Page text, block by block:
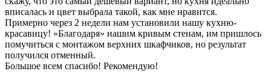
вписалась и цвет выбрала такой, как мне нравится.
Примерно через 2 недели нам установили нашу кухню-
красавицу! «Благодаря» нашим кривым стенам, им пришлось
помучиться с монтажом верхних шкафчиков, но результат
получился отменный.
Большое всем спасибо! Рекомендую!